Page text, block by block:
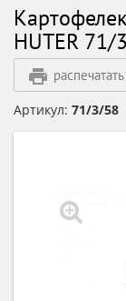
HUTER
Артикул: 71/3/58